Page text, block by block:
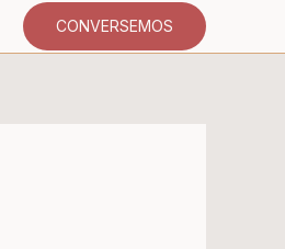
CONVERSEMOS